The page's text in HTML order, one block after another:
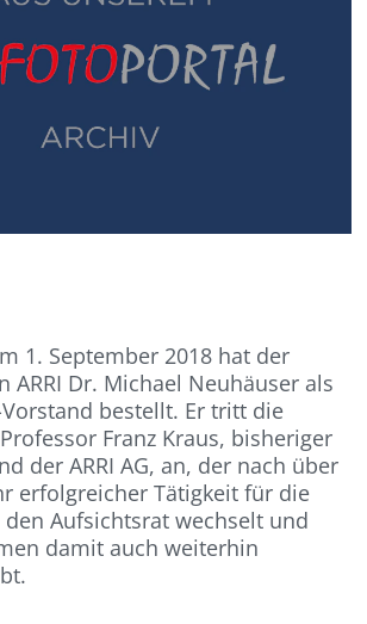
1. September 2018 hat der
ARRI Dr. Michael Neuhäuser als
bestellt. Er tritt die
Franz Kraus, bisheriger
der ARRI AG, an, der nach über
erfolgreicher Tätigkeit für die
den Aufsichtsrat wechselt und
damit auch weiterhin